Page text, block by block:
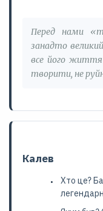
Перед нами
занадто
все його
творити, не
Калев
Хто це?